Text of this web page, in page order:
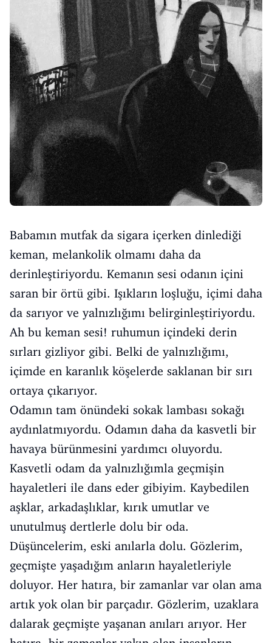
Babamın mutfak da sigara içerken dinlediği
keman, melankolik olmamı daha da
derinleştiriyordu. Kemanın sesi odanın içini
saran bir örtü gibi. Işıkların loşluğu, içimi daha
da sarıyor ve yalnızlığımı belirginleştiriyordu.
Ah bu keman sesi! ruhumun içindeki derin
sırları gizliyor gibi. Belki de yalnızlığımı,
içimde en karanlık köşelerde saklanan bir sırı
ortaya çıkarıyor.
Odamın tam önündeki sokak lambası sokağı
aydınlatmıyordu. Odamın daha da kasvetli bir
havaya bürünmesini yardımcı oluyordu.
Kasvetli odam da yalnızlığımla geçmişin
hayaletleri ile dans eder gibiyim. Kaybedilen
aşklar, arkadaşlıklar, kırık umutlar ve
unutulmuş dertlerle dolu bir oda.
Düşüncelerim, eski anılarla dolu. Gözlerim,
geçmişte yaşadığım anların hayaletleriyle
doluyor. Her hatıra, bir zamanlar var olan ama
artık yok olan bir parçadır. Gözlerim, uzaklara
dalarak geçmişte yaşanan anıları arıyor. Her